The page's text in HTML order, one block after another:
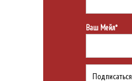
Ваш Мейл*